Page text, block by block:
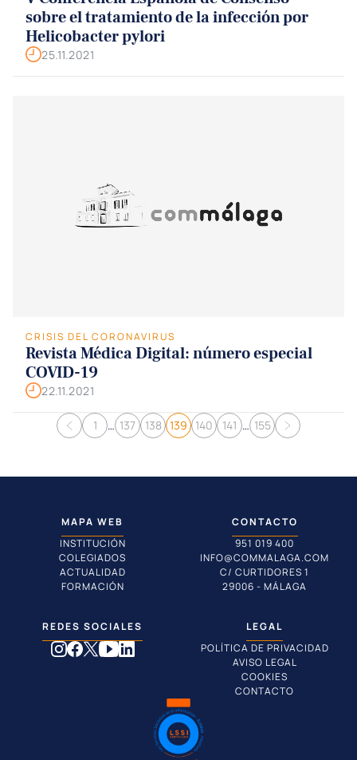
sobre el tratamiento de la infección por
Helicobacter pylori
25.11.2021
CRISIS DEL CORONAVIRUS
Revista Médica Digital: número especial
COVID-19
22.11.2021
Navegación de entradas
1 … 137 138 139 140 141 … 155
MAPA WEB
INSTITUCIÓN
COLEGIADOS
ACTUALIDAD
FORMACIÓN
CONTACTO
951 019 400
INFO@COMMALAGA.COM
C/ CURTIDORES 1
29006 - MÁLAGA
REDES SOCIALES
LEGAL
POLÍTICA DE PRIVACIDAD
AVISO LEGAL
COOKIES
CONTACTO